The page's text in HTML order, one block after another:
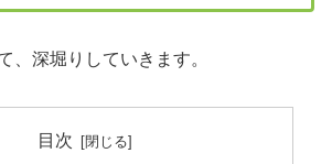
、深堀りしていきます。
目次